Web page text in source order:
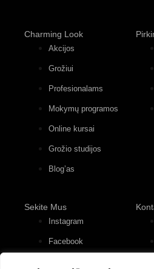
Charming Look
Akcijos
Grožiui
Profesionalams
Mokymų programos
Online kursai
Grožio studijos
Blog’as
Sekite Mus
Instagram
Facebook